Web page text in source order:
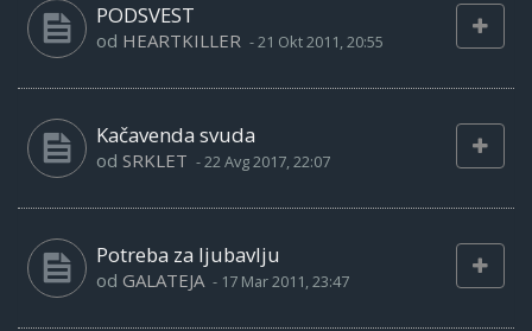
PODSVEST
od HEARTKILLER -21 Okt 2011, 20:55
Kačavenda svuda
od SRKLET -22 Avg 2017, 22:07
Potreba za ljubavlju
od GALATEJA - 17 Mar 2011, 23:47